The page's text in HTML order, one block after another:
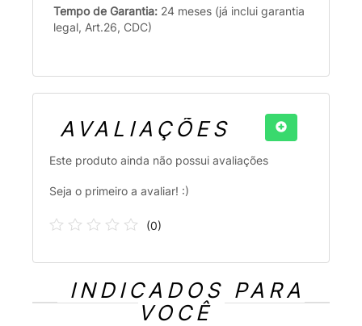
Tempo de Garantia: 24 meses (já inclui garantia
legal, Art.26, CDC)
AVALIAÇÕES
Este produto ainda não possui avaliações
Seja o primeiro a avaliar! :)
(0)
INDICADOS PARA
VOCÊ